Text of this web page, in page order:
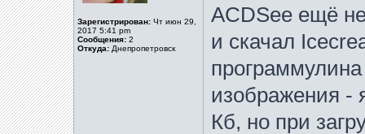
Зарегистрирован: Чт июн 29,
2017 5:41 pm
Сообщения: 2
Откуда: Днепропетровск
ACDSee ещё
и скачал
программулина
изображения -
Кб, но при